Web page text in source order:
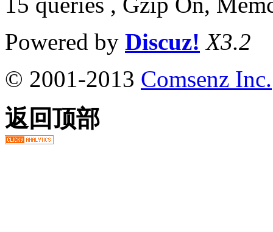
Powered by Discuz! X3.2
© 2001-2013 Comsenz Inc.
返回顶部